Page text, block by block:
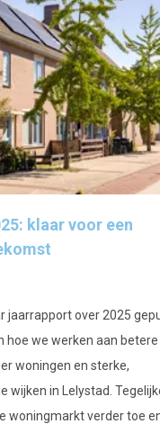
klaar voor een
jaarrapport over 2025
hoe we werken aan betere
woningen en sterke,
wijken in Lelystad.
woningmarkt verder toe